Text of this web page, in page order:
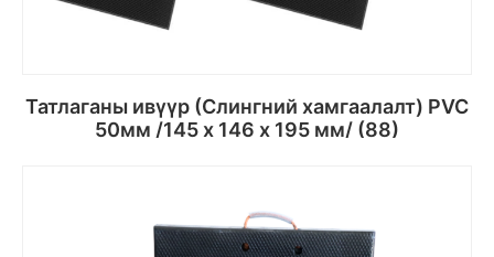
Татлаганы ивүүр (Слингний хамгаалалт) PVC
50мм /145 х 146 х 195 мм/ (88)
Сагсанд хийх